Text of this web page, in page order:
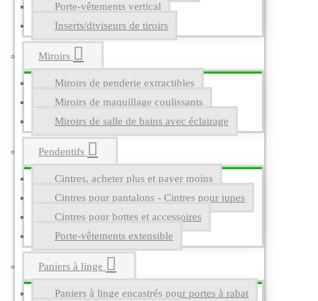
Porte-vêtements vertical
Inserts/diviseurs de tiroirs
Miroirs
Miroirs de penderie extractibles
Miroirs de maquillage coulissants
Miroirs de salle de bains avec éclairage
Pendentifs
Cintres, acheter plus et payer moins
Cintres pour pantalons - Cintres pour jupes
Cintres pour bottes et accessoires
Porte-vêtements extensible
Paniers à linge
Paniers à linge encastrés pour portes à rabat